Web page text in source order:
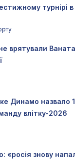
турнірі
врятували
Динамо назвало
влітку-2026
«росія знову